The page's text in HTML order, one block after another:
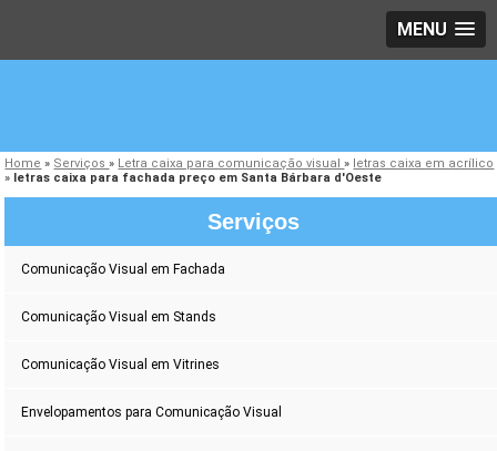
MENU
Home » Serviços» Letra caixa para comunicação visual» letras caixa em acrílico
» letras caixa para fachada preço em Santa Bárbara d'Oeste
Serviços
Comunicação Visual em Fachada
Comunicação Visual em Stands
Comunicação Visual em Vitrines
Envelopamentos para Comunicação Visual